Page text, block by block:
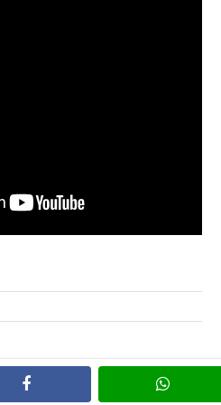
facebook
Privacy Policy Contact Us